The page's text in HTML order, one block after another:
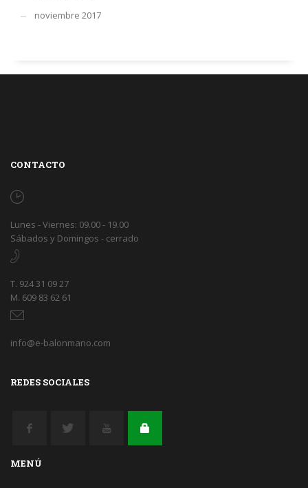
noviembre 2017
CONTACTO
Lunes - Viernes: 09.00 - 19.00
Sábados y Domingos - cerrado
T. 924 31 09 27
M. 609 83 62 61
info@e-balonmano.com
REDES SOCIALES
MENÚ